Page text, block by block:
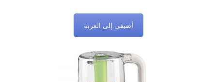
أضيفي إلى العربة